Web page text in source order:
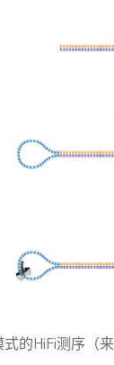
的HiFi测序（